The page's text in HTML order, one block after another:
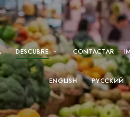
DESCUBRE CONTACTAR –
ENGLISH РУССКИЙ